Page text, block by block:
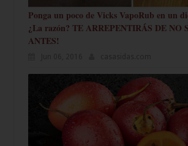
Ponga un poco de Vicks VapoRub en un
¿La razón? TE ARREPENTIRÁS DE NO
ANTES!